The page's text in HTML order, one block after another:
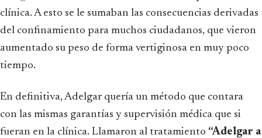
clínica. A esto se le sumaban las consecuencias derivadas
del confinamiento para muchos ciudadanos, que vieron
aumentado su peso de forma vertiginosa en muy poco
tiempo.
En definitiva, Adelgar quería un método que contara
con las mismas garantías y supervisión médica que si
fueran en la clínica. Llamaron al tratamiento “Adelgar a